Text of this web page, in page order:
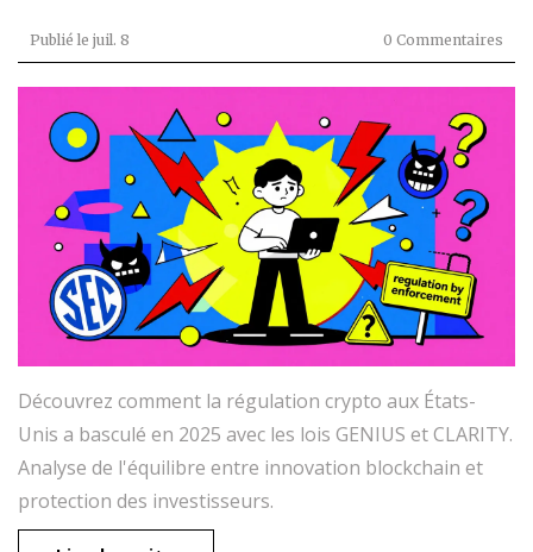
Publié le juil. 8 0 Commentaires
Découvrez comment la régulation crypto aux États-
Unis a basculé en 2025 avec les lois GENIUS et CLARITY.
Analyse de l'équilibre entre innovation blockchain et
protection des investisseurs.